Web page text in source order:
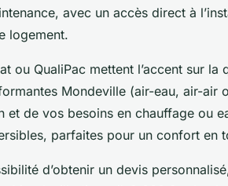
avec un accès direct à
logement.
ou QualiPac mettent l’accent sur la
Mondeville (air-eau, air-air
et de vos besoins en chauffage ou
parfaites pour un confort en
d’obtenir un devis